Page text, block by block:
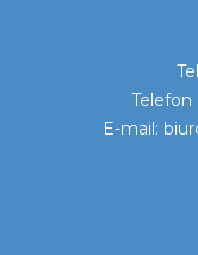
Telefon
E-mail: